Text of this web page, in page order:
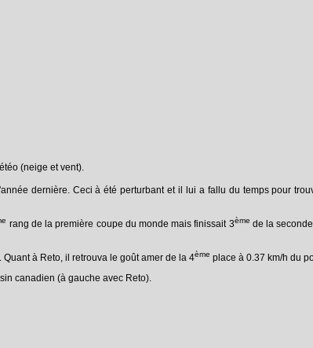
(neige et vent).
dernière. Ceci à été perturbant et il lui a fallu du temps pour
rang de la première coupe du monde mais finissait 3ème de la
Quant à Reto, il retrouva le goût amer de la 4ème place à 0.37 km/h du
canadien (à gauche avec Reto).